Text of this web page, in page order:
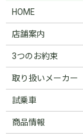
HOME
店舗案内
3つのお約束
取り扱いメーカー
試乗車
商品情報